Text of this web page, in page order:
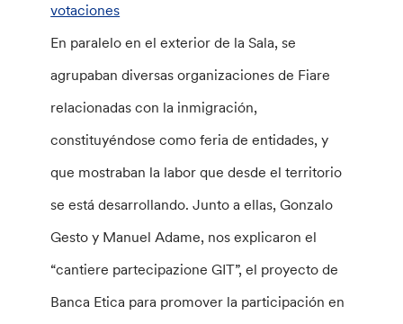
votaciones
En paralelo en el exterior de la Sala, se
agrupaban diversas organizaciones de Fiare
relacionadas con la inmigración,
constituyéndose como feria de entidades, y
que mostraban la labor que desde el territorio
se está desarrollando. Junto a ellas, Gonzalo
Gesto y Manuel Adame, nos explicaron el
“cantiere partecipazione GIT”, el proyecto de
Banca Etica para promover la participación en